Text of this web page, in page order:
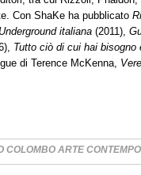
Con ShaKe ha pubblicato
Underground italiana (2011),
Tutto ciò di cui hai bisogno
di Terence McKenna,
COLOMBO ARTE